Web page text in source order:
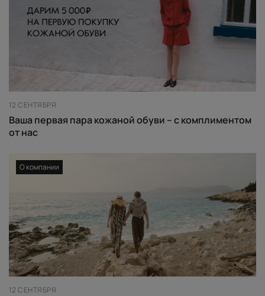
12 СЕНТЯБРЯ
Ваша первая пара кожаной обуви – с комплиментом
от нас
О компании
12 СЕНТЯБРЯ